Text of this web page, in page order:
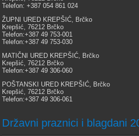
Telefon: +387 054 861 024
ŽUPNI URED KREPŠIĆ, Brčko
Krepšić, 76212 Brčko
Telefon:+387 49 753-001
Telefon:+387 49 753-030
MATIČNI URED KREPŠIĆ, Brčko
Krepšić, 76212 Brčko
Telefon:+387 49 306-060
POŠTANSKI URED KREPŠIĆ, Brčko
Krepšić, 76212 Brčko
Telefon:+387 49 306-061
Državni praznici i blagdani